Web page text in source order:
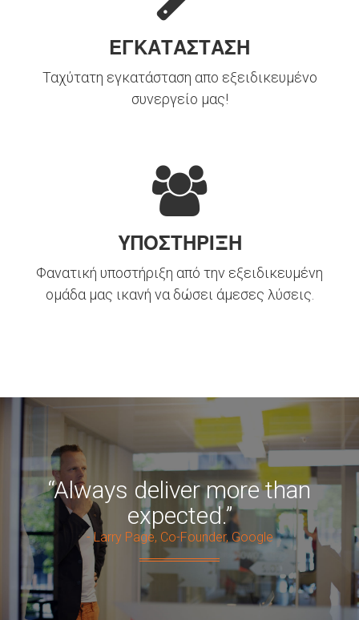
ΕΓΚΑΤΑΣΤΑΣΗ
Ταχύτατη εγκατάσταση απο εξειδικευμένο
συνεργείο μας!
ΥΠΟΣΤΗΡΙΞΗ
Φανατική υποστήριξη από την εξειδικευμένη
ομάδα μας ικανή να δώσει άμεσες λύσεις.
“Always deliver more than
expected.”
- Larry Page, Co-Founder, Google